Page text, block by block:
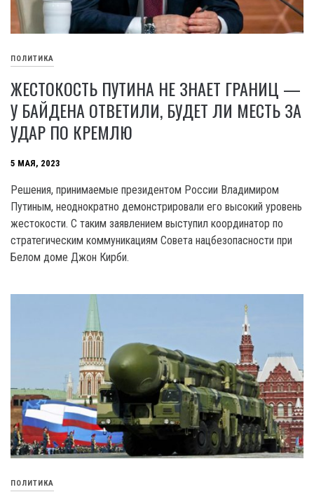
ПОЛИТИКА
ЖЕСТОКОСТЬ ПУТИНА НЕ ЗНАЕТ ГРАНИЦ —
У БАЙДЕНА ОТВЕТИЛИ, БУДЕТ ЛИ МЕСТЬ ЗА
УДАР ПО КРЕМЛЮ
5 МАЯ, 2023
Решения, принимаемые президентом России Владимиром
Путиным, неоднократно демонстрировали его высокий уровень
жестокости. С таким заявлением выступил координатор по
стратегическим коммуникациям Совета нацбезопасности при
Белом доме Джон Кирби.
ПОЛИТИКА